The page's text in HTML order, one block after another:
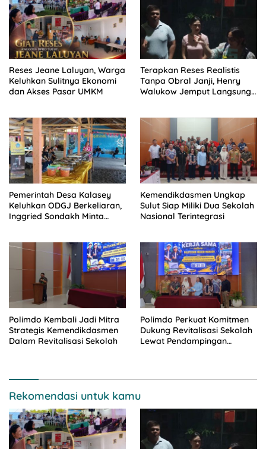
Reses Jeane Laluyan, Warga
Keluhkan Sulitnya Ekonomi
dan Akses Pasar UMKM
Terapkan Reses Realistis
Tanpa Obral Janji, Henry
Walukow Jemput Langsung
Pemerintah Desa Kalasey
Keluhkan ODGJ Berkeliaran,
Inggried Sondakh Minta
Kemendikdasmen Ungkap
Sulut Siap Miliki Dua Sekolah
Nasional Terintegrasi
Polimdo Kembali Jadi Mitra
Strategis Kemendikdasmen
Dalam Revitalisasi Sekolah
Polimdo Perkuat Komitmen
Dukung Revitalisasi Sekolah
Lewat Pendampingan
Rekomendasi untuk kamu